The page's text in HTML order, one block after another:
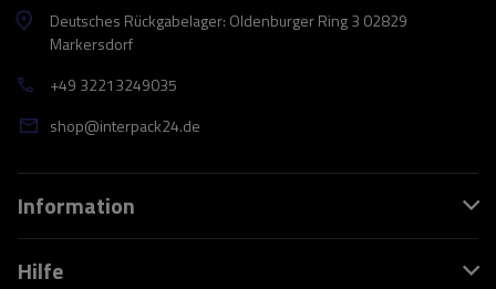
Deutsches Rückgabelager: Oldenburger Ring 3 02829
Markersdorf
+49 32213249035
shop@interpack24.de
Information
Hilfe